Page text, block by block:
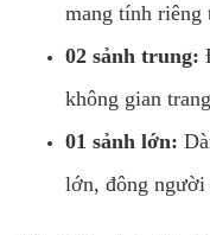
mang tính riêng
02 sảnh trung:
không gian
01 sảnh lớn:
lớn, đông người